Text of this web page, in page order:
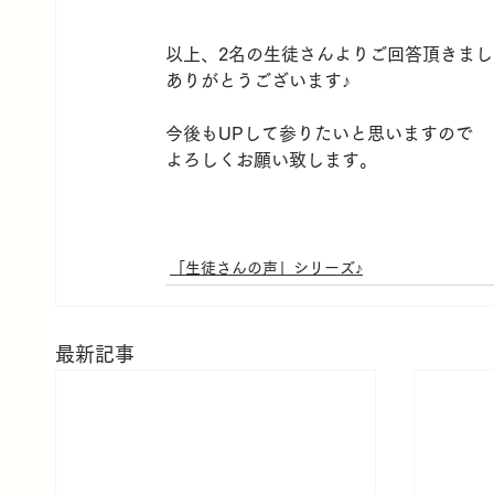
以上、2名の生徒さんよりご回答頂きま
ありがとうございます♪
今後もUPして参りたいと思いますので
よろしくお願い致します。
「生徒さんの声」シリーズ♪
最新記事